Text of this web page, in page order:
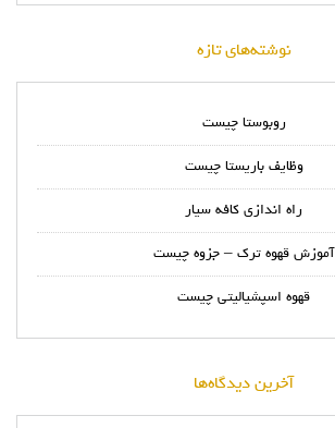
نوشته‌های تازه
روبوستا چیست
وظایف باریستا چیست
راه اندازی کافه سیار
آموزش قهوه ترک – جزوه چیست
قهوه اسپشیالیتی چیست
آخرین دیدگاه‌ها